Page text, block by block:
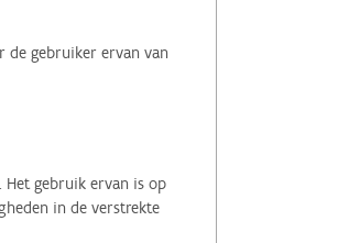
de gebruiker ervan van
Het gebruik ervan is op
in de verstrekte